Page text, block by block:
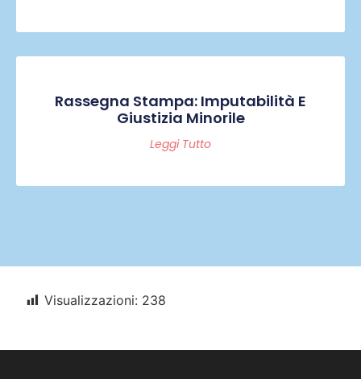
Rassegna Stampa: Imputabilità E
Giustizia Minorile
Leggi Tutto
Visualizzazioni: 238